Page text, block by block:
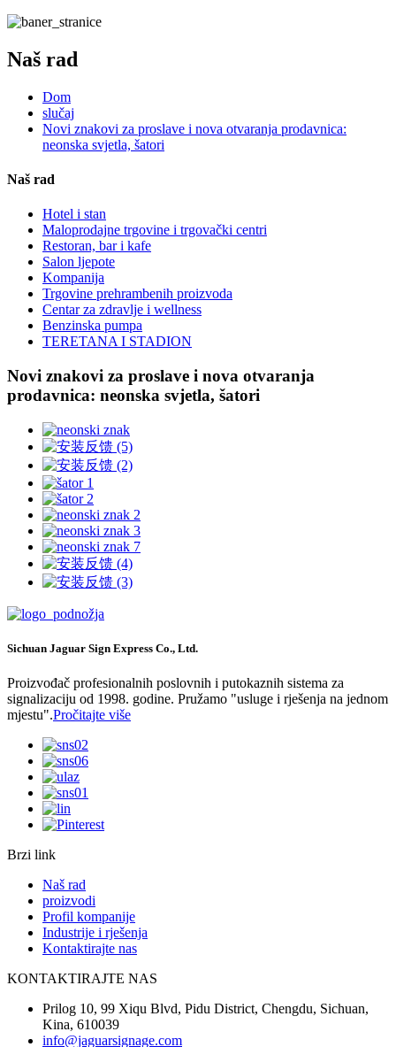
Naš rad
Dom
slučaj
Novi znakovi za proslave i nova otvaranja prodavnica:
neonska svjetla, šatori
Naš rad
Hotel i stan
Maloprodajne trgovine i trgovački centri
Restoran, bar i kafe
Salon ljepote
Kompanija
Trgovine prehrambenih proizvoda
Centar za zdravlje i wellness
Benzinska pumpa
TERETANA I STADION
Novi znakovi za proslave i nova otvaranja
prodavnica: neonska svjetla, šatori
Sichuan Jaguar Sign Express Co., Ltd.
Proizvođač profesionalnih poslovnih i putokaznih sistema za
signalizaciju od 1998. godine. Pružamo "usluge i rješenja na jednom
mjestu".Pročitajte više
Brzi link
Naš rad
proizvodi
Profil kompanije
Industrije i rješenja
Kontaktirajte nas
KONTAKTIRAJTE NAS
Prilog 10, 99 Xiqu Blvd, Pidu District, Chengdu, Sichuan,
Kina, 610039
info@jaguarsignage.com